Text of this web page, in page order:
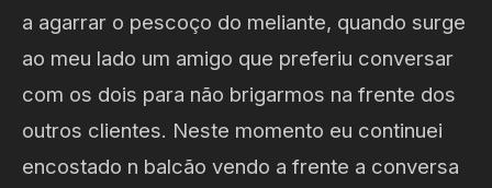
a agarrar o pescoço do meliante, quando surge
ao meu lado um amigo que preferiu conversar
com os dois para não brigarmos na frente dos
outros clientes. Neste momento eu continuei
encostado n balcão vendo a frente a conversa